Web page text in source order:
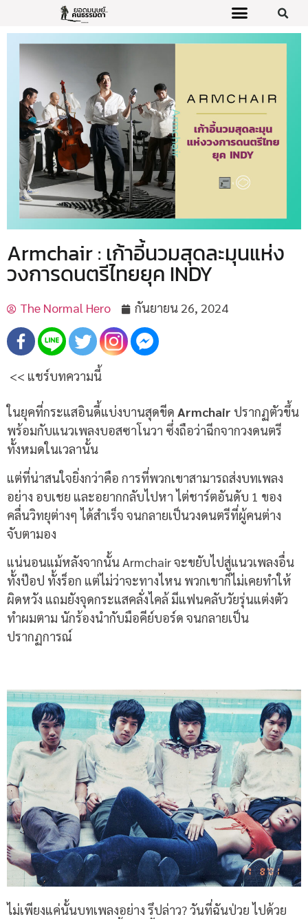
Armchair : เก้าอี้นวมสุดละมุนแห่ง
วงการดนตรีไทยยุค INDY
The Normal Hero กันยายน 26, 2024
<< แชร์บทความนี้
ในยุคที่กระแสอินดี้แบ่งบานสุดขีด Armchair ปรากฏตัวขึ้น
พร้อมกับแนวเพลงบอสซาโนวา ซึ่งถือว่าฉีกจากวงดนตรี
ทั้งหมดในเวลานั้น
แต่ที่น่าสนใจยิ่งกว่าคือ การที่พวกเขาสามารถส่งบทเพลง
อย่าง อบเชย และอยากกลับไปหา ไต่ชาร์ตอันดับ 1 ของ
คลื่นวิทยุต่างๆ ได้สำเร็จ จนกลายเป็นวงดนตรีที่ผู้คนต่าง
จับตามอง
แน่นอนแม้หลังจากนั้น Armchair จะขยับไปสู่แนวเพลงอื่น
ทั้งป๊อป ทั้งร็อก แต่ไม่ว่าจะทางไหน พวกเขาก็ไม่เคยทำให้
ผิดหวัง แถมยังจุดกระแสคลั่งไคล้ มีแฟนคลับวัยรุ่นแต่งตัว
ทำผมตาม นักร้องนำกับมือคีย์บอร์ด จนกลายเป็น
ปรากฏการณ์
ไม่เพียงแค่นั้นบทเพลงอย่าง รึปล่าว? วันที่ฉันป่วย ไปด้วย